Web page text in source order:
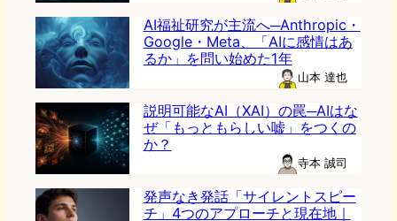
AI福祉研究が主流へ─Anthropic・
Google・Meta、「AIに感情はあ
るか」を問い始めた1年
山本 達也
説明可能なAI（XAI）の罠─AIはな
ぜ「もっともらしい嘘」をつくの
か？
寺本 誠司
発声なき発話「サイレントスピー
チ」4つのアプローチと現在地｜